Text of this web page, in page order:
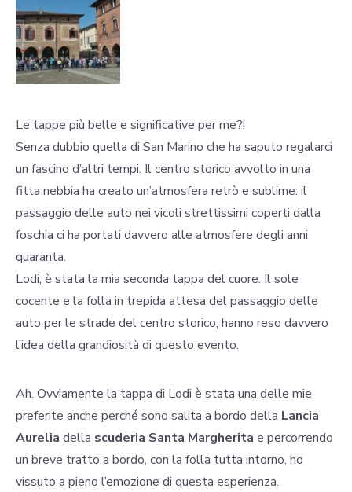
Le tappe più belle e significative per me?!
Senza dubbio quella di San Marino che ha saputo regalarci
un fascino d’altri tempi. Il centro storico avvolto in una
fitta nebbia ha creato un’atmosfera retrò e sublime: il
passaggio delle auto nei vicoli strettissimi coperti dalla
foschia ci ha portati davvero alle atmosfere degli anni
quaranta.
Lodi, è stata la mia seconda tappa del cuore. Il sole
cocente e la folla in trepida attesa del passaggio delle
auto per le strade del centro storico, hanno reso davvero
l’idea della grandiosità di questo evento.
Ah. Ovviamente la tappa di Lodi è stata una delle mie
preferite anche perché sono salita a bordo della Lancia
Aurelia della scuderia Santa Margherita e percorrendo
un breve tratto a bordo, con la folla tutta intorno, ho
vissuto a pieno l’emozione di questa esperienza.